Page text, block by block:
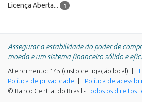
Licença Aberta... 1
Assegurar a estabilidade do poder de
moeda e um sistema financeiro sólido e
Atendimento: 145 (custo de ligação local)
Política de privacidade
Política de
© Banco Central do Brasil - Todos os direitos